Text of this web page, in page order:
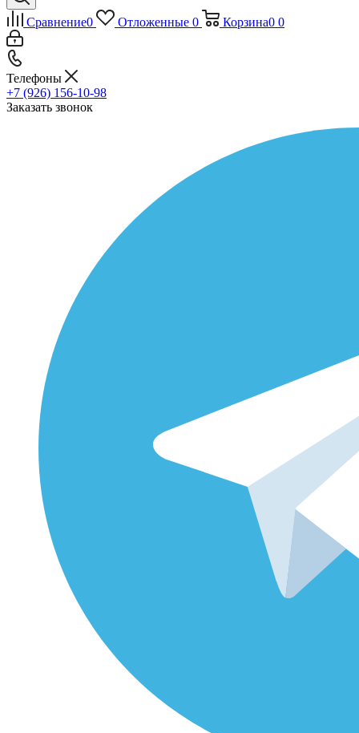
Сравнение0 Отложенные 0 Корзина0 0
Телефоны
+7 (926) 156-10-98
Заказать звонок